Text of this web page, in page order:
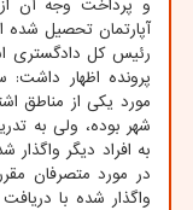
و پرداخت وجه آن
آپارتمان تحصیل
رئیس کل دادگستری
مورد یکی از مناطق
شهر بوده، ولی به
به افراد دیگر
در مورد متصرفان